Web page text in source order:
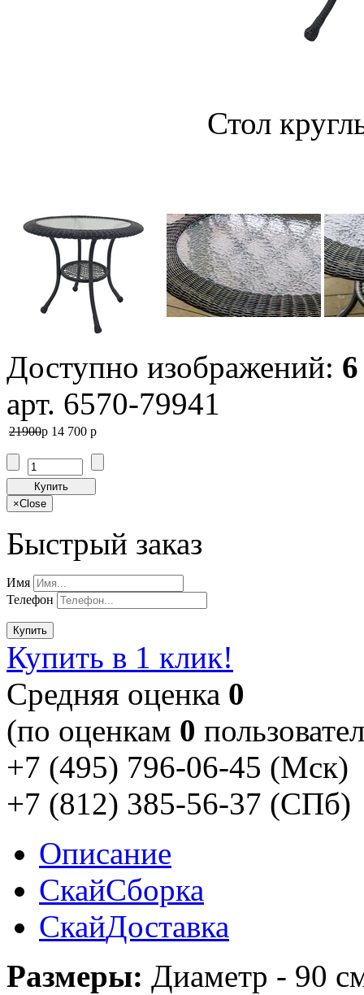
Стол
Доступно изображений: 6
арт. 6570-79941
21900p 14 700 p
Купить
×Close
Быстрый заказ
Имя
Телефон
Купить
Купить в 1 клик!
Cредняя оценка 0
(по оценкам 0
+7 (495) 796-06-45 (Мск)
+7 (812) 385-56-37 (СПб)
Описание
СкайСборка
СкайДоставка
Размеры: Диаметр - 90